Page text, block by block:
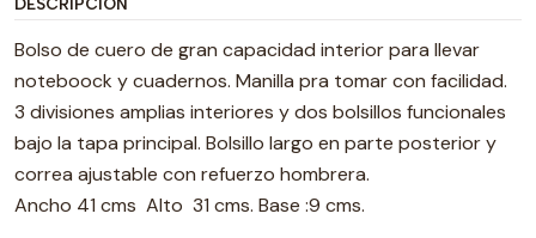
DESCRIPCIÓN
Bolso de cuero de gran capacidad interior para llevar
noteboock y cuadernos. Manilla pra tomar con facilidad.
3 divisiones amplias interiores y dos bolsillos funcionales
bajo la tapa principal. Bolsillo largo en parte posterior y
correa ajustable con refuerzo hombrera.
Ancho 41 cms Alto 31 cms. Base :9 cms.